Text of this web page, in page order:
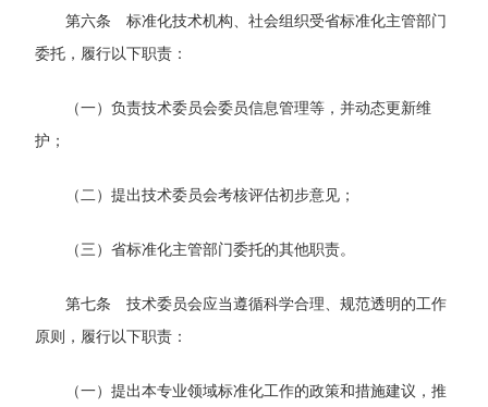
第六条 标准化技术机构、社会组织受省标准化主管部门
委托，履行以下职责：
（一）负责技术委员会委员信息管理等，并动态更新维
护；
（二）提出技术委员会考核评估初步意见；
（三）省标准化主管部门委托的其他职责。
第七条 技术委员会应当遵循科学合理、规范透明的工作
原则，履行以下职责：
（一）提出本专业领域标准化工作的政策和措施建议，推